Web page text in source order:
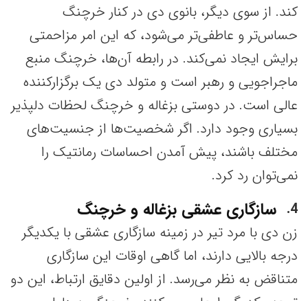
کند. از سوی دیگر، بانوی دی در کنار خرچنگ
حساس‌تر و عاطفی‌تر می‌شود، که این امر مزاحمتی
برایش ایجاد نمی‌کند. در رابطه آن‌ها، خرچنگ منبع
ماجراجویی و رهبر است و متولد دی یک برگزارکننده
عالی است. در دوستی بزغاله و خرچنگ لحظات دلپذیر
بسیاری وجود دارد. اگر شخصیت‌ها از جنسیت‌های
مختلف باشند، پیش آمدن احساسات رمانتیک را
نمی‌توان رد کرد.
4
سازگاری عشقی بزغاله و خرچنگ
زن دی با مرد تیر در زمینه سازگاری عشقی با یکدیگر
درجه بالایی دارند، اما گاهی اوقات این سازگاری
متناقض به نظر می‌رسد. از اولین دقایق ارتباط، این دو